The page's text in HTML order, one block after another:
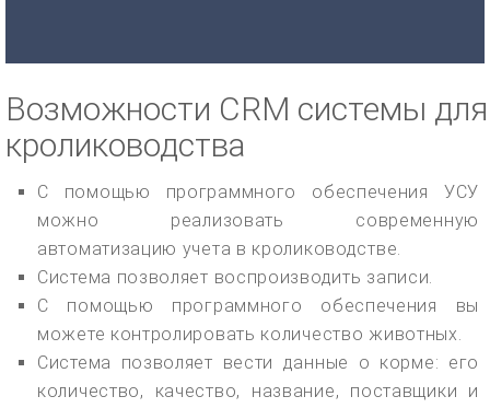
Возможности CRM системы для
кролиководства
С помощью программного обеспечения УСУ
можно реализовать современную
автоматизацию учета в кролиководстве.
Система позволяет воспроизводить записи.
С помощью программного обеспечения вы
можете контролировать количество животных.
Система позволяет вести данные о корме: его
количество, качество, название, поставщики и